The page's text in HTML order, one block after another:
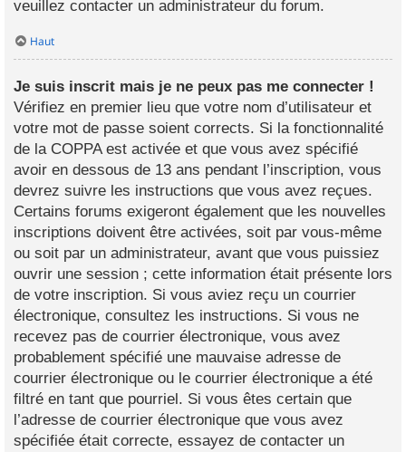
veuillez contacter un administrateur du forum.
Haut
Je suis inscrit mais je ne peux pas me connecter !
Vérifiez en premier lieu que votre nom d’utilisateur et
votre mot de passe soient corrects. Si la fonctionnalité
de la COPPA est activée et que vous avez spécifié
avoir en dessous de 13 ans pendant l’inscription, vous
devrez suivre les instructions que vous avez reçues.
Certains forums exigeront également que les nouvelles
inscriptions doivent être activées, soit par vous-même
ou soit par un administrateur, avant que vous puissiez
ouvrir une session ; cette information était présente lors
de votre inscription. Si vous aviez reçu un courrier
électronique, consultez les instructions. Si vous ne
recevez pas de courrier électronique, vous avez
probablement spécifié une mauvaise adresse de
courrier électronique ou le courrier électronique a été
filtré en tant que pourriel. Si vous êtes certain que
l’adresse de courrier électronique que vous avez
spécifiée était correcte, essayez de contacter un